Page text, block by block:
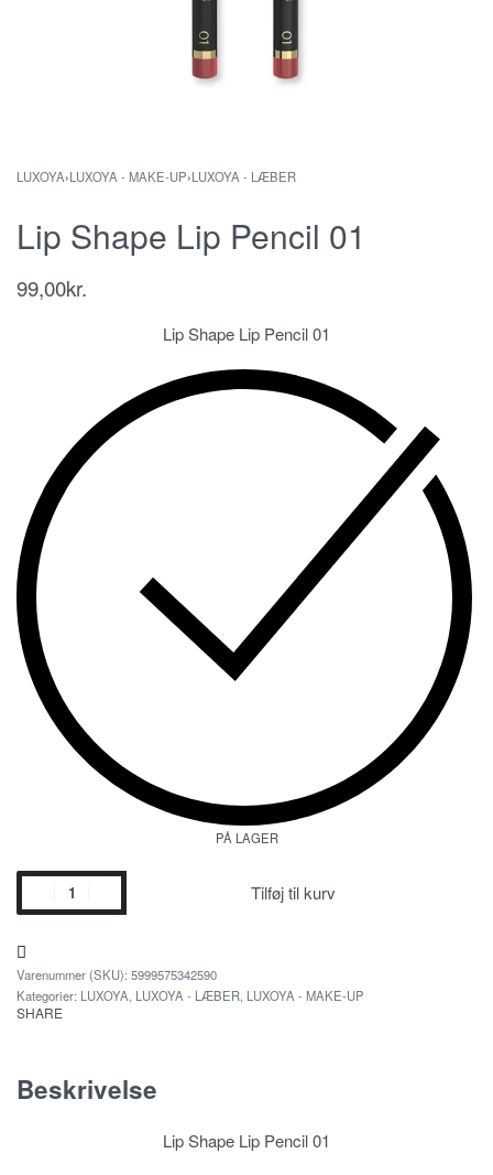
LUXOYA›LUXOYA - MAKE-UP›LUXOYA - LÆBER
Lip Shape Lip Pencil 01
99,00kr.
Lip Shape Lip Pencil 01
PÅ LAGER
Tilføj til kurv
5999575342590
Kategorier: LUXOYA LUXOYA - LÆBER LUXOYA - MAKE-UP
SHARE
Beskrivelse
Lip Shape Lip Pencil 01